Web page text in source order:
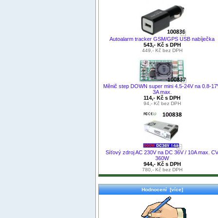
Autoalarm tracker GSM/GPS USB nabíječka
543,- Kč s DPH
449,- Kč bez DPH
Měnič step DOWN super mini 4.5-24V na 0.8-
3A max.
114,- Kč s DPH
94,- Kč bez DPH
Síťový zdroj AC 230V na DC 36V / 10A max. CV
360W
944,- Kč s DPH
780,- Kč bez DPH
Hodnocení [více]